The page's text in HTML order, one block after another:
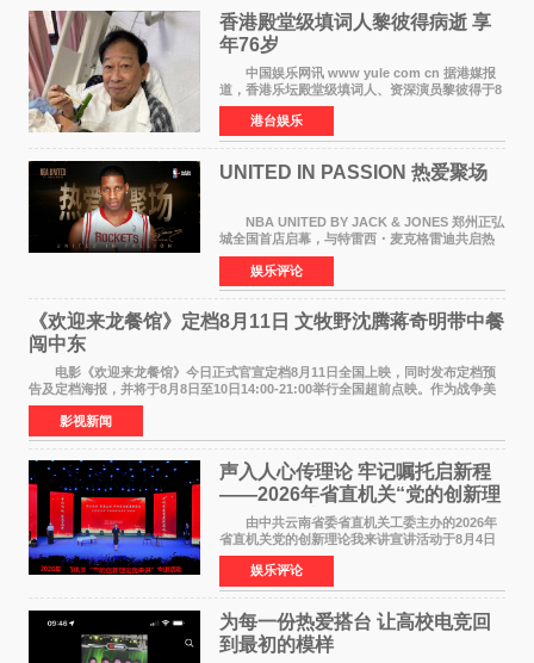
香港殿堂级填词人黎彼得病逝 享
年76岁​
中国娱乐网讯 www yule com cn 据港媒报
道，香港乐坛殿堂级填词人、资深演员黎彼得于8
月5日上午因病离世，终年76岁。好友钟志光透
露，黎彼得今年3月中风后便卧床休养，身体机能
持续衰退，最
港台娱乐
UNITED IN PASSION 热爱聚场
NBA UNITED BY JACK & JONES 郑州正弘
城全国首店启幕，与特雷西・麦克格雷迪共启热
爱 2026 年7 月21 日，
NBAUNITEDBYJACK&JONES 全国首店，于郑
州正弘城正式启幕。NBA 传奇球星
娱乐评论
《欢迎来龙餐馆》定档8月11日 文牧野沈腾蒋奇明带中餐
闯中东
电影《欢迎来龙餐馆》今日正式官宣定档8月11日全国上映，同时发布定档预
告及定档海报，并将于8月8日至10日14:00-21:00举行全国超前点映。作为战争美
食大片，影片讲述的是中国厨师徐福（沈腾
影视新闻
声入人心传理论 牢记嘱托启新程
——2026年省直机关“党的创新理
论我来讲”宣讲活动圆满落幕
由中共云南省委省直机关工委主办的2026年
省直机关党的创新理论我来讲宣讲活动于8月4日
至5日在昆明举办。活动以 "牢记嘱托 感恩奋进
开创云南发展新局面 "为主题，坚持以新时代中国
特色社会主义
娱乐评论
为每一份热爱搭台 让高校电竞回
到最初的模样